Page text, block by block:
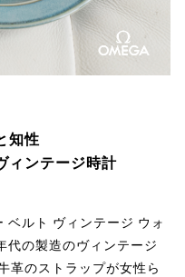
知性
ィンテージ時計
ルト ヴィンテージ ウォ
の製造のヴィンテージ
革のストラップが女性ら